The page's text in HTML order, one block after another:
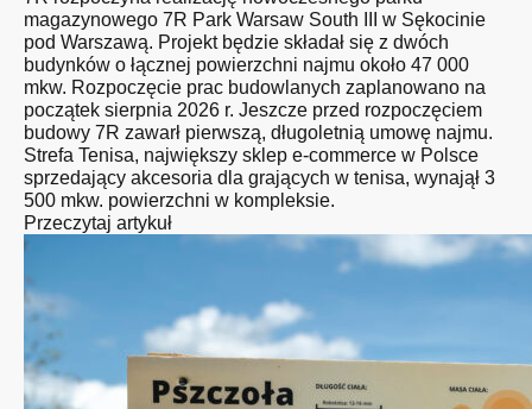
magazynowego 7R Park Warsaw South III w Sękocinie
pod Warszawą. Projekt będzie składał się z dwóch
budynków o łącznej powierzchni najmu około 47 000
mkw. Rozpoczęcie prac budowlanych zaplanowano na
początek sierpnia 2026 r. Jeszcze przed rozpoczęciem
budowy 7R zawarł pierwszą, długoletnią umowę najmu.
Strefa Tenisa, największy sklep e-commerce w Polsce
sprzedający akcesoria dla grających w tenisa, wynajął 3
500 mkw. powierzchni w kompleksie.
Przeczytaj artykuł